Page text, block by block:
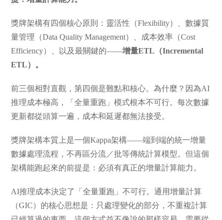
獎牌架構有四個核心原則：靈活性（Flexibility）、數據質
量管理（Data Quality Management）、成本效率（Cost
Efficiency）、以及最關鍵的——增量ETL（Incremental
ETL）。
前三個相對直觀，第四個是難點和核心。為什麼？因為AI
推理成本極高，「全量重跑」模式根本不可行。每次數據
更新都從頭算一遍，成本和延遲都無法接受。
獎牌架構本質上是一個Kappa架構——端到端的統一增量
數據處理流程，不再區分流／批等傳統計算模型。但這個
架構能跑起來的前提是：必須有真正的增量計算能力。
AI推理成本決定了「全量重跑」不可行。通用增量計算
（GIC）的核心思想是：只處理變化的部分，不重複計算